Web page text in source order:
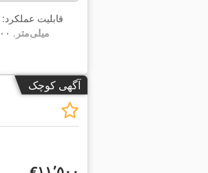
, قابلیت عملکرد:
۱٬۶۰۰ میلی‌متر ,
آگهی کوچک